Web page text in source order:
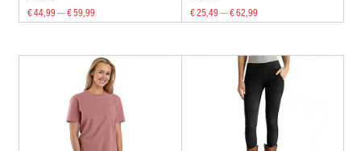
€ 44,99 — € 59,99
€ 25,49 — € 62,99